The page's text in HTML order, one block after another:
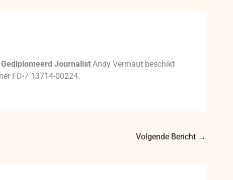
Gediplomeerd Journalist Andy Vermaut beschikt
FD-7 13714-00224.
Volgende Bericht →